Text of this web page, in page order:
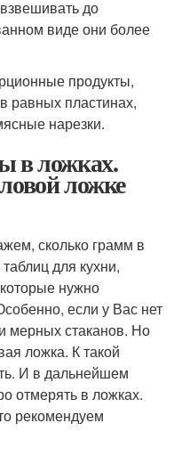
до
виде они более
продукты,
равных пластинах,
нарезки.
в ложках.
ложке
сколько грамм в
для кухни,
нужно
если у Вас нет
мерных стаканов. Но
ложка. К такой
И в дальнейшем
отмерять в ложках.
рекомендуем